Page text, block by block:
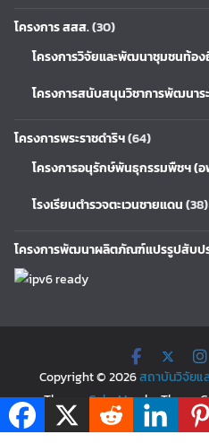
โครงการ สสส.(30)
โครงการวิจัยและพัฒนาชุมชนท้อ
โครงการสนับสนุนวิชาการพัฒนาร
โครงการพระราชดำริฯ(64)
โครงการอนุรักษ์พันธุกรรมพืชฯ (
โรงเรียนตำรวจตะเวนชายแดน(38)
โครงการพัฒนาผลิตภัณฑ์แปรรูปสับป
Copyright © 2026สถาบันวิจัย
Theme: ColorMagby